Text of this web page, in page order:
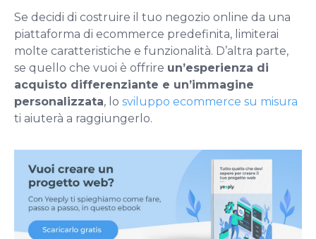
Se decidi di costruire il tuo negozio online da una
piattaforma di ecommerce predefinita, limiterai
molte caratteristiche e funzionalità. D’altra parte,
se quello che vuoi è offrire un’esperienza di
acquisto differenziante e un’immagine
personalizzata, lo sviluppo ecommerce su misura
ti aiuterà a raggiungerlo.